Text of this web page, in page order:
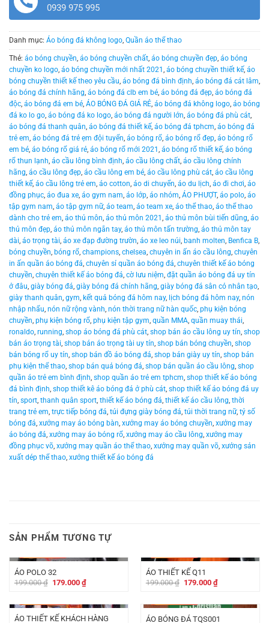
0939 975 995
Danh mục: Áo bóng đá không logo, Quần áo thể thao
Thẻ: áo bóng chuyền, áo bóng chuyền chất, áo bóng chuyền đẹp, áo bóng
chuyền ko logo, áo bóng chuyền mới nhất 2021 , áo bóng chuyền thiết kế, áo
bóng chuyền thiết kế theo yêu cầu, áo bóng đá bình định, áo bóng đá cát lâm,
áo bóng đá chính hãng, áo bóng đá clb em bé, áo bóng đá đẹp, áo bóng đá
độc, áo bóng đá em bé, ÁO BÓNG ĐÁ GIÁ RẺ, áo bóng đá không logo, áo bóng
đá ko lo go, áo bóng đá ko logo, áo bóng đá người lớn, áo bóng đá phù cát,
áo bóng đá thanh quân, áo bóng đá thiết kế, áo bóng đá tphcm, áo bóng đá
trẻ em, áo bóng đá trẻ ẹm đội tuyển, áo bóng rổ, áo bóng rổ đẹp, áo bóng rổ
em bé, áo bóng rổ giá rẻ, áo bóng rổ mới 2021 , áo bóng rổ thiết kế, áo bóng
rổ thun lạnh, áo cầu lông bình định, áo cầu lông chất, áo cầu lông chính
hãng, áo cầu lông đẹp, áo cầu lông em bé, áo cầu lông phù cát, áo cầu lông
thiết kế, áo cầu lông trẻ em, áo cotton, áo di chuyển, áo du lịch, áo đi chơi, áo
đồng phục, áo đua xe, áo gym nam, áo lớp, áo nhóm, ÁO PHƯỢT, áo polo, áo
tập gym nam, áo tập gym nữ, áo team, áo team xe, áo thể thao, áo thể thao
dành cho trẻ em, áo thủ môn, áo thủ môn 2021 , áo thủ môn bùi tiến dũng, áo
thủ môn đẹp, áo thủ môn ngắn tay, áo thủ môn tấn trường, áo thủ môn tay
dài, áo trọng tài, áo xe đạp đường trườn, áo xe leo núi, banh molten, Benfica B,
bóng chuyền, bóng rổ, champions, chelsea, chuyên in ấn áo cầu lông, chuyên
in ấn quần áo bóng đá, chuyên sỉ quần áo bóng đá, chuyên thiết kế áo bóng
chuyền, chuyên thiết kế áo bóng đá, cờ lưu niệm, đặt quần áo bóng đá uy tín
ở đâu, giày bóng đá, giày bóng đá chính hãng, giày bóng đá sân cỏ nhân tạo,
giày thanh quân, gym, kết quả bóng đá hôm nay, lịch bóng đá hôm nay, nón
nhập nhẩu, nón nữ rộng vành, nón thời trang nữ hàn quốc, phụ kiện bóng
chuyền, phụ kiện bóng rổ, phụ kiện tập gym, quần MMA, quần muay thái,
ronaldo, running, shop áo bóng đá phù cát, shop bán áo cầu lông uy tín, shop
bán áo trọng tài, shop bán áo trọng tài uy tín, shop bán bóng chuyền, shop
bán bóng rổ uy tín, shop bán đồ áo bóng đá, shop bán giày uy tín, shop bán
phụ kiện thể thao, shop bán quả bóng đá, shop bán quần áo cầu lông, shop
quần áo trẻ em bình định, shop quần áo trẻ em tphcm, shop thiết kế áo bóng
đá bình định, shop thiết kê áo bóng đá ở phù cát, shop thiết kế áo bóng đá uy
tín, sport, thanh quân sport, thiết kế áo bóng đá, thiết kế áo cầu lông, thời
trang trẻ em, trực tiếp bóng đá, túi đựng giày bóng đá, túi thời trang nữ, tỷ số
bóng đá, xưởng may áo bóng bàn, xưởng may áo bóng chuyền, xưởng may
áo bóng đá, xưởng may áo bóng rổ, xưởng may áo cầu lông, xưởng may
đồng phục võ, xưởng may quần áo thể thao, xưởng may quần võ, xưởng sản
xuất dép thể thao, xưởng thiết kế áo bóng đá
SẢN PHẨM TƯƠNG TỰ
ÁO POLO 32
199.000₫ Giá
199.000 ₫.
179.000 ₫Giá
hiện
là:
179.000 ₫.
ÁO THIẾT KẾ Q11
199.000₫ Giá
199.000 ₫.
179.000 ₫Giá
hiện
là:
179.000 ₫.
ÁO THIẾT KẾ KHÁCH HÀNG ÁO BÓNG ĐÁ TQS001